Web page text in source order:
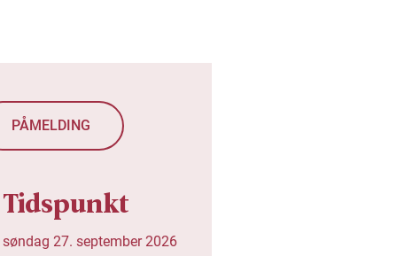
PÅMELDING
Tidspunkt
søndag 27. september 2026